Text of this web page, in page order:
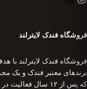
فروشگاه فندک لایترلند
فروشگاه فندک لایترلند با
برندهای معتبر فندک و یک
که پس از ۱۲ سال